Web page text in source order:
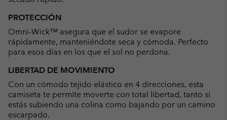
PROTECCIÓN
Omni-Wick™ asegura que el sudor se evapore
rápidamente, manteniéndote seca y cómoda. Perfecto
para esos días en los que el sol no perdona.
LIBERTAD DE MOVIMIENTO
Con un cómodo tejido elástico en 4 direcciones, esta
camiseta te permite moverte con total libertad, tanto si
estás subiendo una colina como bajando por un camino
escarpado.